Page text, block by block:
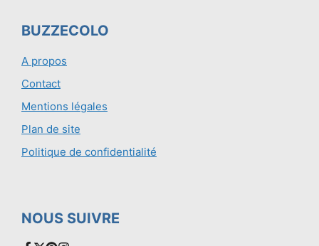
BUZZECOLO
A propos
Contact
Mentions légales
Plan de site
Politique de confidentialité
NOUS SUIVRE